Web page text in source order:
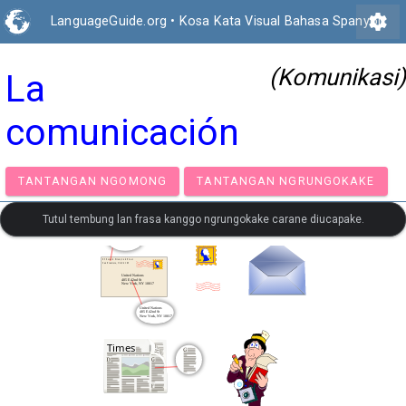
LanguageGuide.org • Kosa Kata Visual Bahasa Spanyol
settings
La
comunicación
(Komunikasi)
TANTANGAN NGOMONG TANTANGAN
Tutul tembung lan frasa kanggo ngrungokake carane diucapake.